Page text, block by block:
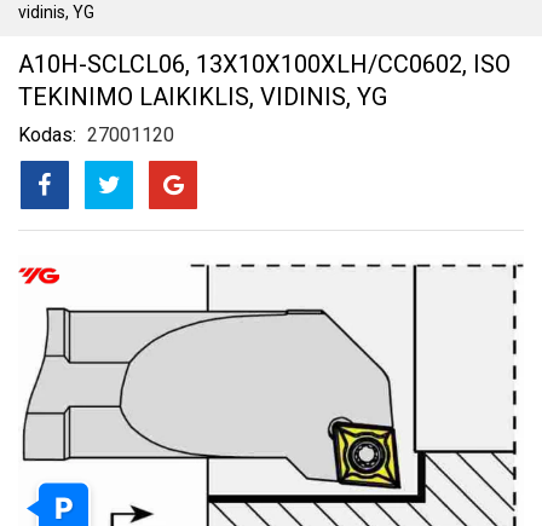
vidinis, YG
A10H-SCLCL06, 13X10X100XLH/CC0602, ISO
TEKINIMO LAIKIKLIS, VIDINIS, YG
Kodas 27001120
PEREITI
PAVEIKSLĖLIŲ
GALERIJOS
PABAIGĄ
P